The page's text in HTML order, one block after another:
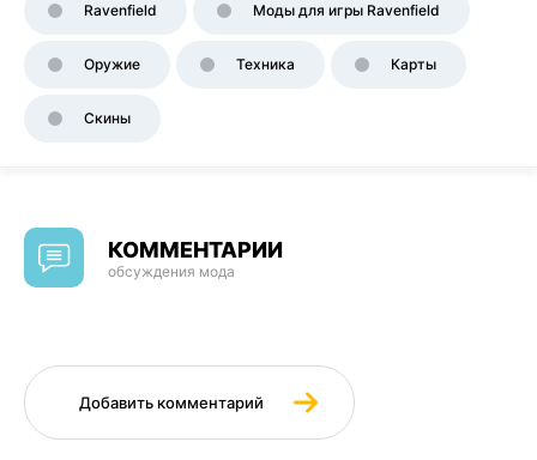
Ravenfield Моды для игры Ravenfield
Оружие Техника Карты
Скины
КОММЕНТАРИИ
обсуждения мода
Добавить комментарий